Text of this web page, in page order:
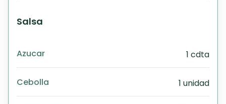
Salsa
Azucar 1 cdta
Cebolla 1 unidad